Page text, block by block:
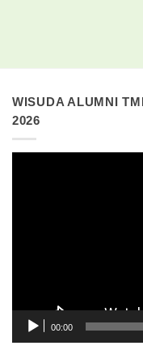
WISUDA ALUMNI
2026
00:00